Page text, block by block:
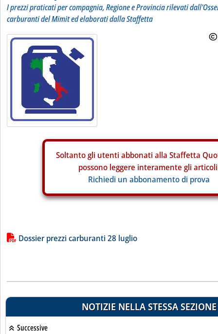
I prezzi praticati per compagnia, Regione e Provincia rilevati
carburanti del Mimit ed elaborati dalla Staffetta
Soltanto gli utenti abbonati alla Staffetta
possono leggere interamente gli
Richiedi un abbonamento di prova
Lista allegati PDF alla notizia
Dossier prezzi carburanti 28 luglio
NOTIZIE NELLA STESSA SEZIONE
Successive